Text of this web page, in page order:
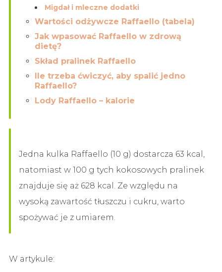
Migdał i mleczne dodatki
Wartości odżywcze Raffaello (tabela)
Jak wpasować Raffaello w zdrową
dietę?
Skład pralinek Raffaello
Ile trzeba ćwiczyć, aby spalić jedno
Raffaello?
Lody Raffaello – kalorie
Jedna kulka Raffaello (10 g) dostarcza 63 kcal,
natomiast w 100 g tych kokosowych pralinek
znajduje się aż 628 kcal. Ze względu na
wysoką zawartość tłuszczu i cukru, warto
spożywać je z umiarem.
W artykule: